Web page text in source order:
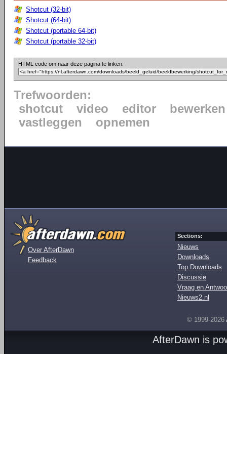
Shotcut (32-bit)
Shotcut (64-bit)
Shotcut (portable 64-bit)
Shotcut (portable 32-bit)
HTML code om naar deze pagina te linken:
Trefwoorden:
shotcut
video editor
bewerken
vastleggen
opnemen
Over AfterDawn
Feedback
Sections:
Nieuws
Downloads
Top Downloads
Discussie
Vraag en
Nieuws2.nl
© 1999-2026
AfterDawn is